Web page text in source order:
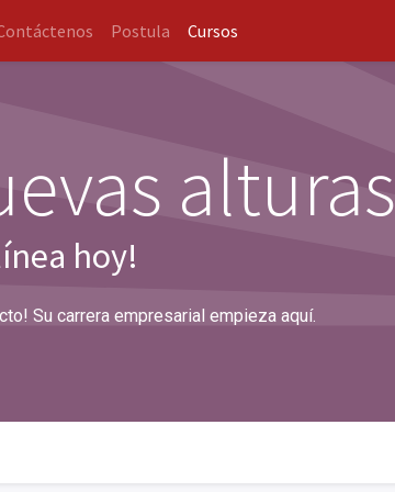
Postula Cursos
alturas
hoy!
Su carrera empresarial empieza aquí.